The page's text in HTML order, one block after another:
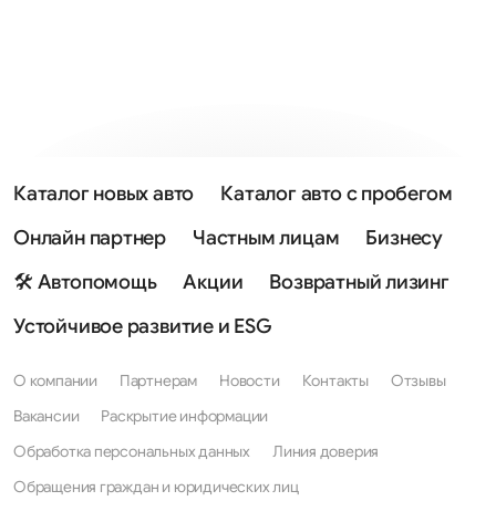
Каталог новых авто
Каталог авто с пробегом
Онлайн партнер
Частным лицам
Бизнесу
🛠 Автопомощь
Акции
Возвратный лизинг
Устойчивое развитие и ESG
О компании Партнерам Новости Контакты
Отзывы
Вакансии
Раскрытие информации
Обработка персональных данных
Линия доверия
Обращения граждан и юридических лиц